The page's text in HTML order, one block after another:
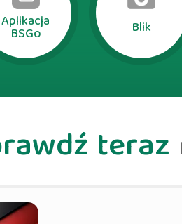
Aplikacja
BSGo Blik
teraz